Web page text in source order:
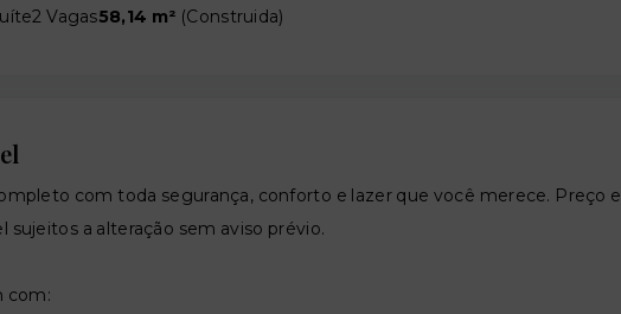
2 Vagas58,14 m² (Construida)
com toda segurança, conforto e lazer que você merece. Preço e
sujeitos a alteração sem aviso prévio.
com: